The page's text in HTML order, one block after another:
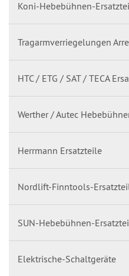
Koni-Hebebühnen-
Tragarmverriegelungen
HTC / ETG / SAT / TECA
Werther / Autec
Herrmann Ersatzteile
Nordlift-Finntools-
SUN-Hebebühnen-
Elektrische-Schaltgeräte